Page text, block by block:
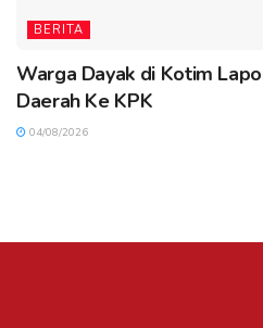
BERITA
Warga Dayak di Kotim
Daerah Ke KPK
04/08/2026